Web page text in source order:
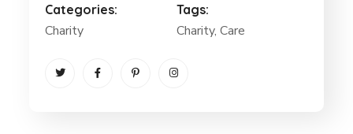
Categories:
Charity
Tags:
Charity, Care